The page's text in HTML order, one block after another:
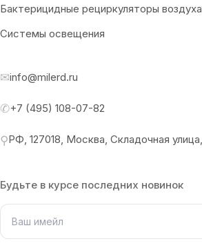
Бактерицидные рециркуляторы воздуха
Системы освещения
✉info@milerd.ru
✆+7 (495) 108-07-82
⚲РФ, 127018, Москва, Складочная улица,
Будьте в курсе последних новинок